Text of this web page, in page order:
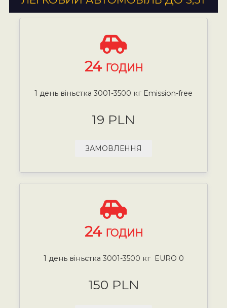
24 ГОДИН
1 день віньєтка 3001-3500 кг Emission-free
19 PLN
ЗАМОВЛЕННЯ
24 ГОДИН
1 день віньєтка 3001-3500 кг EURO 0
150 PLN